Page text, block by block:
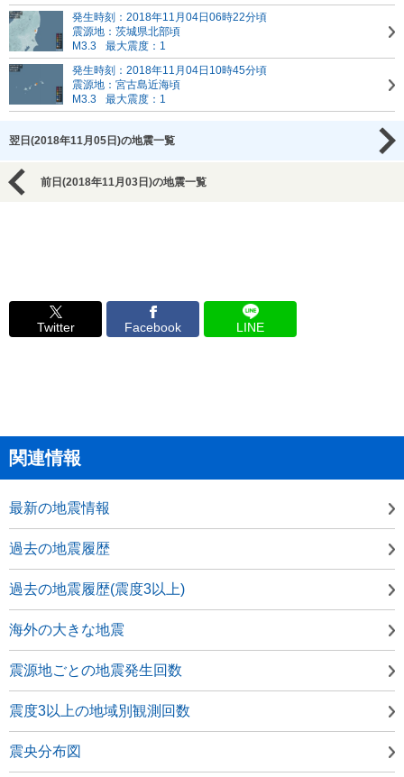
発生時刻：2018年11月04日06時22分頃
震源地：茨城県北部頃
M3.3
最大震度：1
発生時刻：2018年11月04日10時45分頃
震源地：宮古島近海頃
M3.3
最大震度：1
翌日(2018年11月05日)の地震一覧
前日(2018年11月03日)の地震一覧
Twitter Facebook LINE
関連情報
最新の地震情報
過去の地震履歴
過去の地震履歴(震度3以上)
海外の大きな地震
震源地ごとの地震発生回数
震度3以上の地域別観測回数
震央分布図